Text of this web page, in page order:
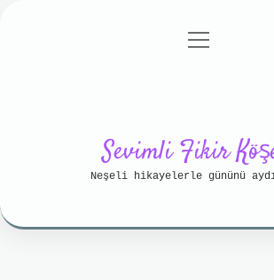
Gizlilik
menüyü
Sevimli Fikir
Neşeli hikayelerle gününü